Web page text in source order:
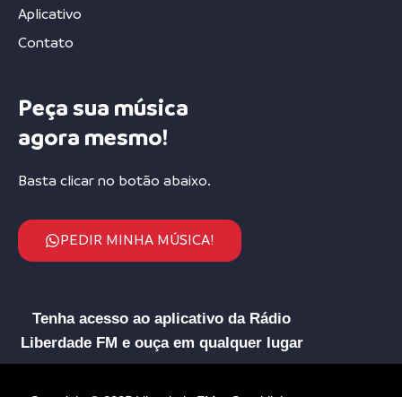
Aplicativo
Contato
Peça sua música
agora mesmo!
Basta clicar no botão abaixo.
PEDIR MINHA MÚSICA!
Tenha acesso ao aplicativo da Rádio
Liberdade FM e ouça em qualquer lugar